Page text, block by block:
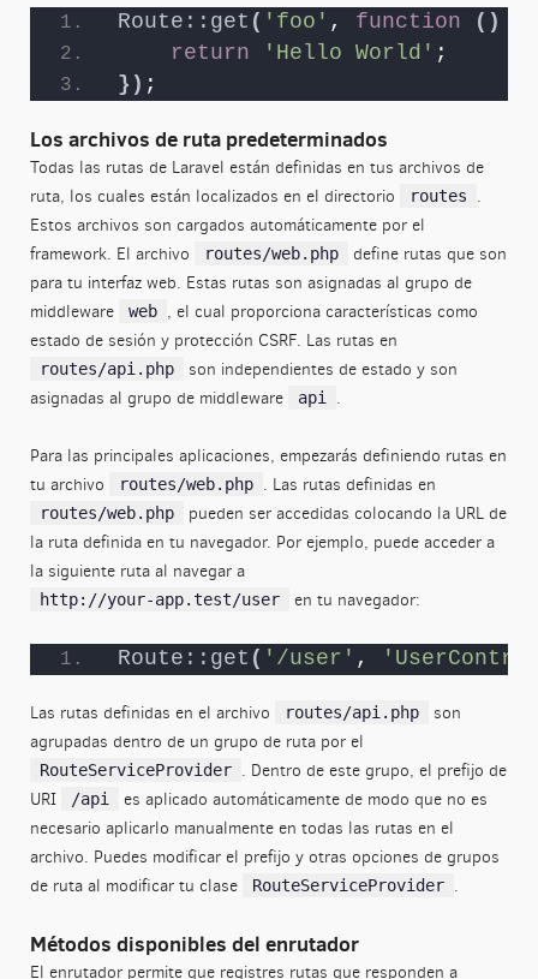
Route::get ( 'foo' , function ()
return
'Hello World' ;
}) ;
Los archivos de ruta predeterminados
Todas las rutas de Laravel están definidas en tus archivos de
ruta, los cuales están localizados en el directorio
routes
.
Estos archivos son cargados automáticamente por el
framework. El archivo
routes/web.php
define rutas que son
para tu interfaz web. Estas rutas son asignadas al grupo de
middleware
web , el cual proporciona características como
estado de sesión y protección CSRF. Las rutas en
routes/api.php
son independientes de estado y son
asignadas al grupo de middleware
api .
Para las principales aplicaciones, empezarás definiendo rutas en
tu archivo
routes/web.php . Las rutas definidas en
routes/web.php
pueden ser accedidas colocando la URL de
la ruta definida en tu navegador. Por ejemplo, puede acceder a
la siguiente ruta al navegar a
http://your-app.test/user en tu navegador:
Route::get ( '/user' ,
Las rutas definidas en el archivo routes/api.php
son
agrupadas dentro de un grupo de ruta por el
RouteServiceProvider . Dentro de este grupo, el prefijo de
URI
/api
es aplicado automáticamente de modo que no es
necesario aplicarlo manualmente en todas las rutas en el
archivo. Puedes modificar el prefijo y otras opciones de grupos
de ruta al modificar tu clase
RouteServiceProvider .
Métodos disponibles del enrutador
El enrutador permite que registres rutas que responden a